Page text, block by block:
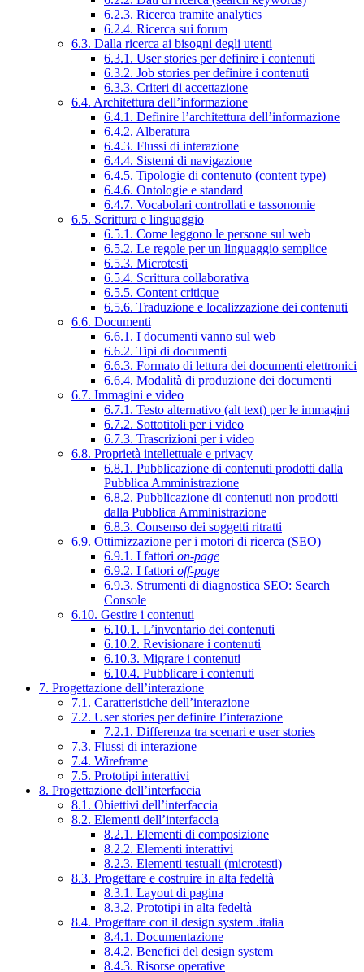
6.2.3. Ricerca tramite analytics
6.2.4. Ricerca sui forum
6.3. Dalla ricerca ai bisogni degli utenti
6.3.1. User stories per definire i contenuti
6.3.2. Job stories per definire i contenuti
6.3.3. Criteri di accettazione
6.4. Architettura dell’informazione
6.4.1. Definire l’architettura dell’informazione
6.4.2. Alberatura
6.4.3. Flussi di interazione
6.4.4. Sistemi di navigazione
6.4.5. Tipologie di contenuto (content type)
6.4.6. Ontologie e standard
6.4.7. Vocabolari controllati e tassonomie
6.5. Scrittura e linguaggio
6.5.1. Come leggono le persone sul web
6.5.2. Le regole per un linguaggio semplice
6.5.3. Microtesti
6.5.4. Scrittura collaborativa
6.5.5. Content critique
6.5.6. Traduzione e localizzazione dei contenuti
6.6. Documenti
6.6.1. I documenti vanno sul web
6.6.2. Tipi di documenti
6.6.3. Formato di lettura dei documenti elettronici
6.6.4. Modalità di produzione dei documenti
6.7. Immagini e video
6.7.1. Testo alternativo (alt text) per le immagini
6.7.2. Sottotitoli per i video
6.7.3. Trascrizioni per i video
6.8. Proprietà intellettuale e privacy
6.8.1. Pubblicazione di contenuti prodotti dalla
Pubblica Amministrazione
6.8.2. Pubblicazione di contenuti non prodotti
dalla Pubblica Amministrazione
6.8.3. Consenso dei soggetti ritratti
6.9. Ottimizzazione per i motori di ricerca (SEO)
6.9.1. I fattori on-page
6.9.2. I fattori off-page
6.9.3. Strumenti di diagnostica SEO: Search
Console
6.10. Gestire i contenuti
6.10.1. L’inventario dei contenuti
6.10.2. Revisionare i contenuti
6.10.3. Migrare i contenuti
6.10.4. Pubblicare i contenuti
7. Progettazione dell’interazione
7.1. Caratteristiche dell’interazione
7.2. User stories per definire l’interazione
7.2.1. Differenza tra scenari e user stories
7.3. Flussi di interazione
7.4. Wireframe
7.5. Prototipi interattivi
8. Progettazione dell’interfaccia
8.1. Obiettivi dell’interfaccia
8.2. Elementi dell’interfaccia
8.2.1. Elementi di composizione
8.2.2. Elementi interattivi
8.2.3. Elementi testuali (microtesti)
8.3. Progettare e costruire in alta fedeltà
8.3.1. Layout di pagina
8.3.2. Prototipi in alta fedeltà
8.4. Progettare con il design system .italia
8.4.1. Documentazione
8.4.2. Benefici del design system
8.4.3. Risorse operative